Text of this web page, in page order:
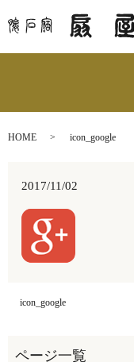
HOME icon_google
2017/11/02
icon_google